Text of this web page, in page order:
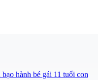
hành bé gái 11 tuổi con